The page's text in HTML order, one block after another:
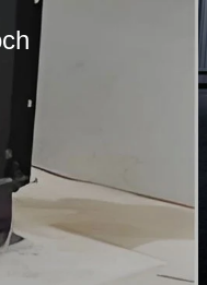
välkomnas